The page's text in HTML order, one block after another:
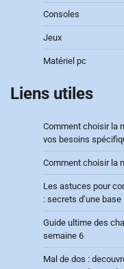
Consoles
Jeux
Matériel pc
Liens utiles
Comment choisir la
vos besoins
Comment choisir la
Les astuces pour
: secrets d’une
Guide ultime des
semaine 6
Mal de dos :